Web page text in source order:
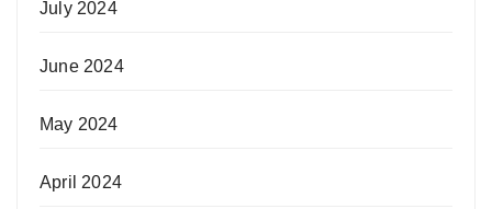
July 2024
June 2024
May 2024
April 2024